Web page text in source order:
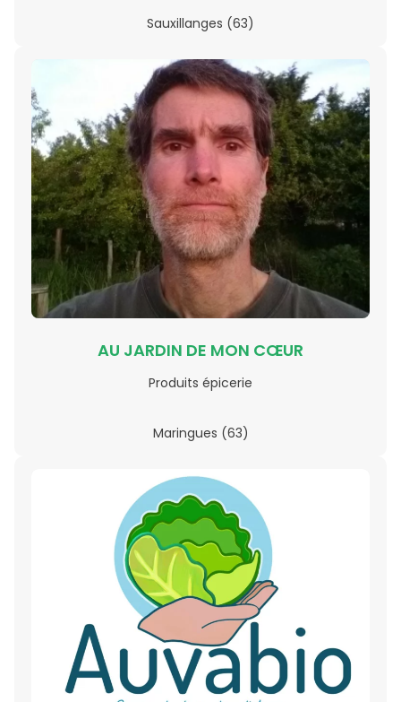
Sauxillanges (63)
AU JARDIN DE MON CŒUR
Produits épicerie
Maringues (63)